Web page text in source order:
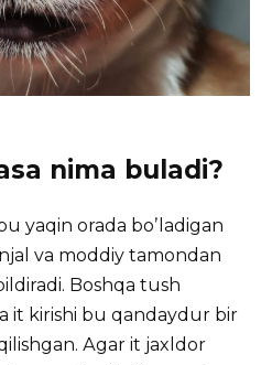
nima buladi?
yaqin orada boʼladigan
va moddiy tamondan
Boshqa tush
it kirishi bu qandaydur bir
Аgar it jaxldor